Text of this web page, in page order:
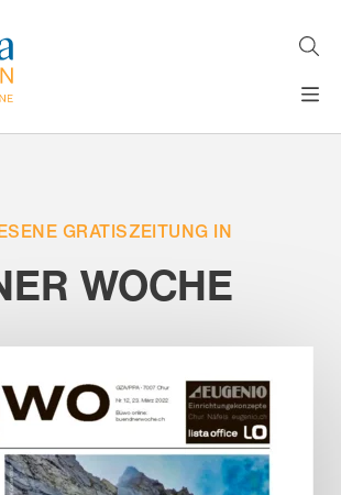
H
AKTUELLES
GRATISZEITUNG IN
WOCHE